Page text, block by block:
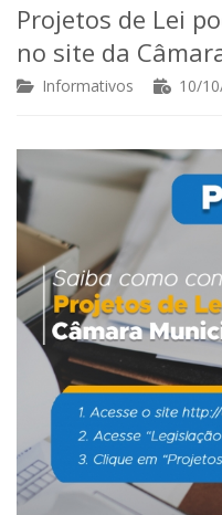
Projetos de Lei
no site da
Informativos 10/